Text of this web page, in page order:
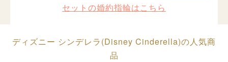
セットの婚約指輪はこちら
ディズニー シンデレラ(Disney Cinderella)の人気商
品